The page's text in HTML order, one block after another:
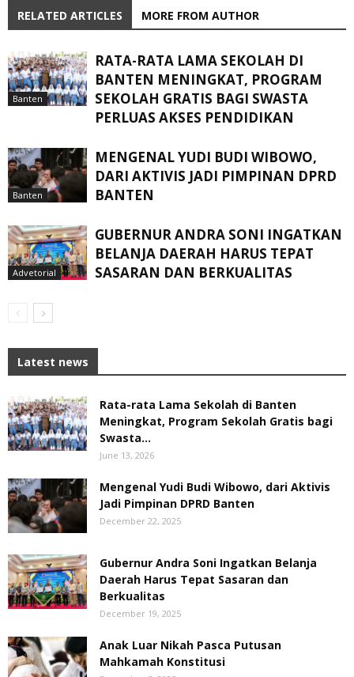
RELATED ARTICLES MORE FROM AUTHOR
Banten
RATA-RATA LAMA SEKOLAH DI
BANTEN MENINGKAT, ‎PROGRAM
SEKOLAH GRATIS BAGI SWASTA
PERLUAS AKSES PENDIDIKAN ‎ ‎
Banten
MENGENAL YUDI BUDI WIBOWO,
DARI AKTIVIS JADI PIMPINAN DPRD
BANTEN
Advetorial
GUBERNUR ANDRA SONI INGATKAN
BELANJA DAERAH HARUS TEPAT
SASARAN DAN BERKUALITAS
Latest news
Rata-rata Lama Sekolah di Banten
Meningkat, ‎Program Sekolah Gratis bagi
Swasta...
June 13, 2026
Mengenal Yudi Budi Wibowo, dari Aktivis
Jadi Pimpinan DPRD Banten
December 22, 2025
Gubernur Andra Soni Ingatkan Belanja
Daerah Harus Tepat Sasaran dan
Berkualitas
December 19, 2025
Anak Luar Nikah Pasca Putusan
Mahkamah Konstitusi